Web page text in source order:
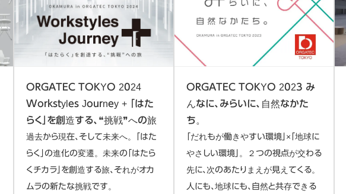
ORGATEC TOKYO 2024
Workstyles Journey + 「はた
らく」を創造する、❝挑戦❞への旅
過去から現在、そして未来へ。「はた
らく」の進化の変遷。未来の「はたら
くチカラ」を創造する旅、それがオカ
ムラの新たな挑戦です。
ORGATEC TOKYO 2023 み
んなに、みらいに、自然なかた
ち。
「だれもが働きやすい環境」×「地球に
やさしい環境」。２つの視点が交わる
先に、次のあたりまえが見えてくる。
人にも、地球にも、自然と共存できる